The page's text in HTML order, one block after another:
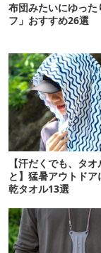
布団みたいにゆった
フ」おすすめ26選
【汗だくでも、タ
と】猛暑アウトド
乾タオル13選